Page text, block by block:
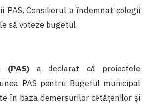
PAS. Consilierul a îndemnat colegii
să voteze bugetul.
(PAS)a declarat că proiectele
PAS pentru Bugetul municipal
în baza demersurilor cetățenilor și